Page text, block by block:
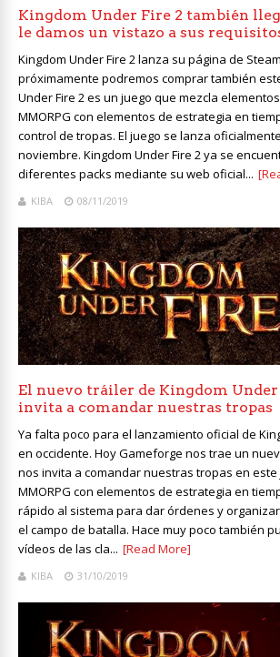
Kingdom Under Fire 2 también
le damos un vistazo a sus
Kingdom Under Fire 2 lanza su página de
próximamente podremos comprar también
Under Fire 2 es un juego que mezcla
MMORPG con elementos de estrategia en
control de tropas. El juego se lanza
noviembre. Kingdom Under Fire 2 ya se
diferentes packs mediante su web oficial...
KIBA 08/11/2019
El nuevo tráiler de Kingdom Under
invita a comandar nuestras tropas
Ya falta poco para el lanzamiento oficial de
en occidente. Hoy Gameforge nos trae un
nos invita a comandar nuestras tropas en este
MMORPG con elementos de estrategia en
rápido al sistema para dar órdenes y
el campo de batalla. Hace muy poco también
vídeos de las cla... [Read More]
KIBA 31/10/2019